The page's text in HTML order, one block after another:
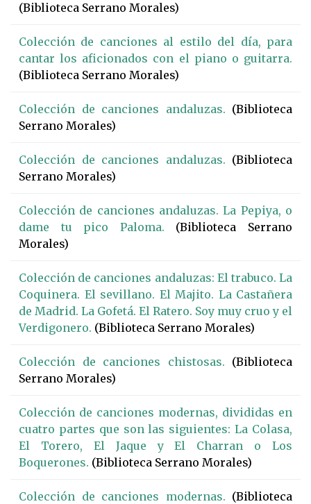
(Biblioteca Serrano Morales)
Colección de canciones al estilo del día, para
cantar los aficionados con el piano o guitarra.
(Biblioteca Serrano Morales)
Colección de canciones andaluzas. (Biblioteca
Serrano Morales)
Colección de canciones andaluzas. (Biblioteca
Serrano Morales)
Colección de canciones andaluzas. La Pepiya, o
dame tu pico Paloma. (Biblioteca Serrano
Morales)
Colección de canciones andaluzas: El trabuco. La
Coquinera. El sevillano. El Majito. La Castañera
de Madrid. La Gofetá. El Ratero. Soy muy cruo y el
Verdigonero. (Biblioteca Serrano Morales)
Colección de canciones chistosas. (Biblioteca
Serrano Morales)
Colección de canciones modernas, divididas en
cuatro partes que son las siguientes: La Colasa,
El Torero, El Jaque y El Charran o Los
Boquerones. (Biblioteca Serrano Morales)
Colección de canciones modernas. (Biblioteca